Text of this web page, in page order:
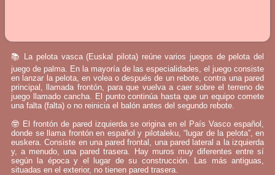
📚 La pelota vasca (Euskal pilota) reúne varios juegos de pelota del
juego de palma. En la mayoría de las especialidades, el juego consiste
en lanzar la pelota, en volea o después de un rebote, contra una pared
principal, llamada frontón, para que vuelva a caer sobre el terreno de
juego llamado cancha. El punto continúa hasta que un equipo comete
una falta (falta) o no reinicia el balón antes del segundo rebote.
🤓 El frontón de pared izquierda se origina en el País Vasco español,
donde se llama frontón en español y pilotaleku, “lugar de la pelota”, en
euskera. Consiste en una pared frontal, una pared lateral a la izquierda
y, a menudo, una pared trasera. Hay muros muy diferentes entre sí
según la época y el lugar de su construcción. Las más antiguas,
situadas en el exterior, no tienen pared trasera.